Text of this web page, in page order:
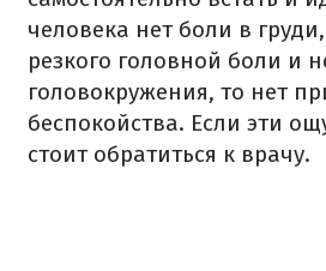
человека нет боли в
резкого головной боли и
головокружения, то нет
беспокойства. Если эти
стоит обратиться к врачу.